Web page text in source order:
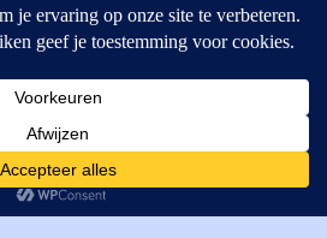
leveren van onze diensten. Door
gaat u akkoord met ons
cookies.